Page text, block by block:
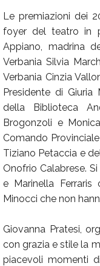
Le premiazioni dei
foyer del teatro in
Appiano, madrina
Verbania Silvia
Verbania Cinzia
Presidente di Giuria
della Biblioteca
Brogonzoli e
Comando
Tiziano Petaccia e
Onofrio Calabrese.
e Marinella Ferraris
Minocci che non
Giovanna Pratesi,
con grazia e stile la
piacevoli momenti